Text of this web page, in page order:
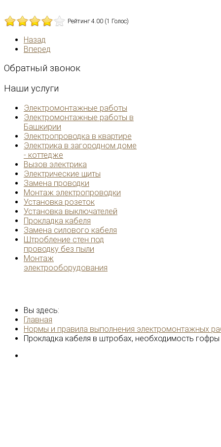
Рейтинг4.00 (1 Голос)
Назад
Вперед
Обратный звонок
Наши услуги
Электромонтажные работы
Электромонтажные работы в
Башкирии
Электропроводка в квартире
Электрика в загородном доме
- коттедже
Вызов электрика
Электрические щиты
Замена проводки
Монтаж электропроводки
Установка розеток
Установка выключателей
Прокладка кабеля
Замена силового кабеля
Штробление стен под
проводку без пыли
Монтаж
электрооборудования
Вы здесь:
Главная
Нормы и правила выполнения электромонтажных
Прокладка кабеля в штробах, необходимость гофры